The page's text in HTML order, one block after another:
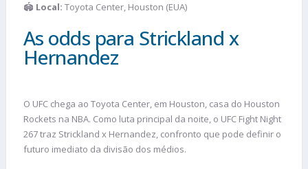
🏟️ Local: Toyota Center, Houston (EUA)
As odds para Strickland x
Hernandez
O UFC chega ao Toyota Center, em Houston, casa do Houston
Rockets na NBA. Como luta principal da noite, o UFC Fight Night
267 traz Strickland x Hernandez, confronto que pode definir o
futuro imediato da divisão dos médios.